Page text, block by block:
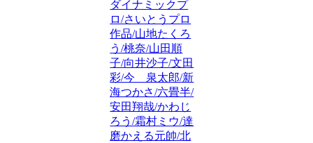
ダイナミックプ
ロ/さいとうプロ
作品/山地たくろ
う/桃奈/山田順
子/向井沙子/文田
彩/今 泉太郎/新
海つかさ/六畳半/
安田翔哉/かわじ
ろう/霜村ミウ/達
磨かえる元帥/北